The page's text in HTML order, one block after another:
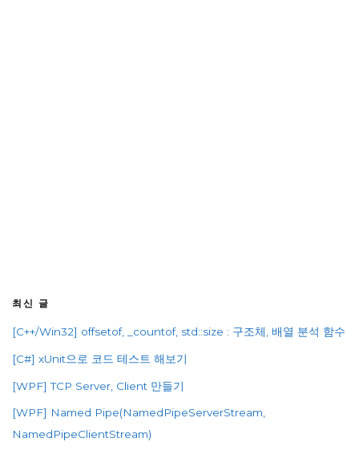
최신 글
[C++/Win32] offsetof, _countof, std::size : 구조체, 배열 분석 함수
[C#] xUnit으로 코드 테스트 해보기
[WPF] TCP Server, Client 만들기
[WPF] Named Pipe(NamedPipeServerStream,
NamedPipeClientStream)